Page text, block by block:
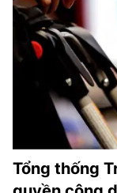
Tổng thống